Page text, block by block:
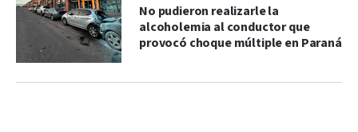
No pudieron realizarle la
alcoholemia al conductor que
provocó choque múltiple en Paraná